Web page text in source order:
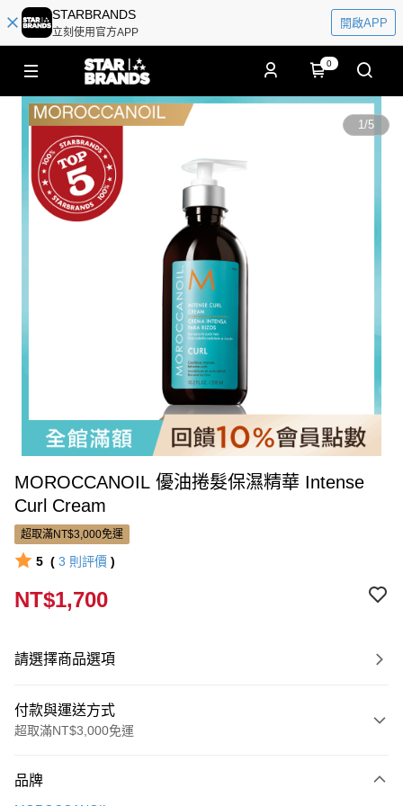
STARBRANDS
立刻使用官方APP
開啟APP
0
1/5
MOROCCANOIL 優油捲髮保濕精華 Intense
Curl Cream
超取滿NT$3,000免運
5 ( 3 則評價 )
NT$1,700
請選擇商品選項
付款與運送方式
超取滿NT$3,000免運
信用卡一次付款
品牌